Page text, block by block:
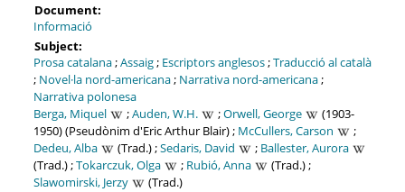
Document:
Informació
Subject:
Prosa catalana;Assaig; Escriptors anglesos;Traducció al català
; Novel·la nord-americana; Narrativa nord-americana;
Narrativa polonesa
Berga, Miquel
;Auden, W.H. ;Orwell, George
(1903-
1950) (Pseudònim d'Eric Arthur Blair) ; McCullers, Carson
;
Dedeu, Alba
(Trad.) ;Sedaris, David ; Ballester, Aurora
(Trad.) ;Tokarczuk, Olga ; Rubió, Anna
(Trad.) ;
Slawomirski, Jerzy
(Trad.)